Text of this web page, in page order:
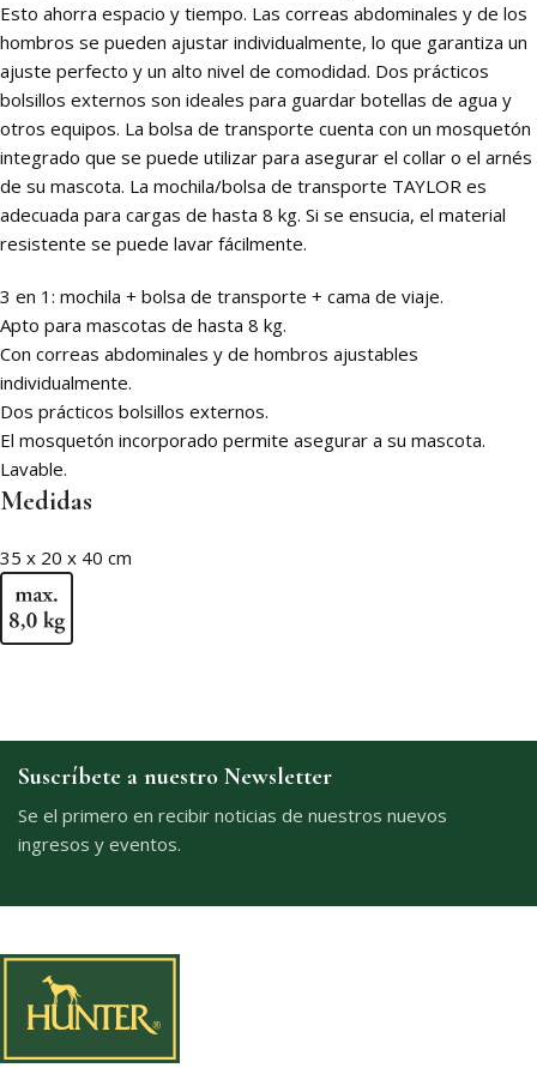
Esto ahorra espacio y tiempo. Las correas abdominales y de los
hombros se pueden ajustar individualmente, lo que garantiza un
ajuste perfecto y un alto nivel de comodidad. Dos prácticos
bolsillos externos son ideales para guardar botellas de agua y
otros equipos. La bolsa de transporte cuenta con un mosquetón
integrado que se puede utilizar para asegurar el collar o el arnés
de su mascota. La mochila/bolsa de transporte TAYLOR es
adecuada para cargas de hasta 8 kg. Si se ensucia, el material
resistente se puede lavar fácilmente.
3 en 1: mochila + bolsa de transporte + cama de viaje.
Apto para mascotas de hasta 8 kg.
Con correas abdominales y de hombros ajustables
individualmente.
Dos prácticos bolsillos externos.
El mosquetón incorporado permite asegurar a su mascota.
Lavable.
Medidas
35 x 20 x 40 cm
Suscríbete a nuestro Newsletter
Se el primero en recibir noticias de nuestros nuevos
ingresos y eventos.